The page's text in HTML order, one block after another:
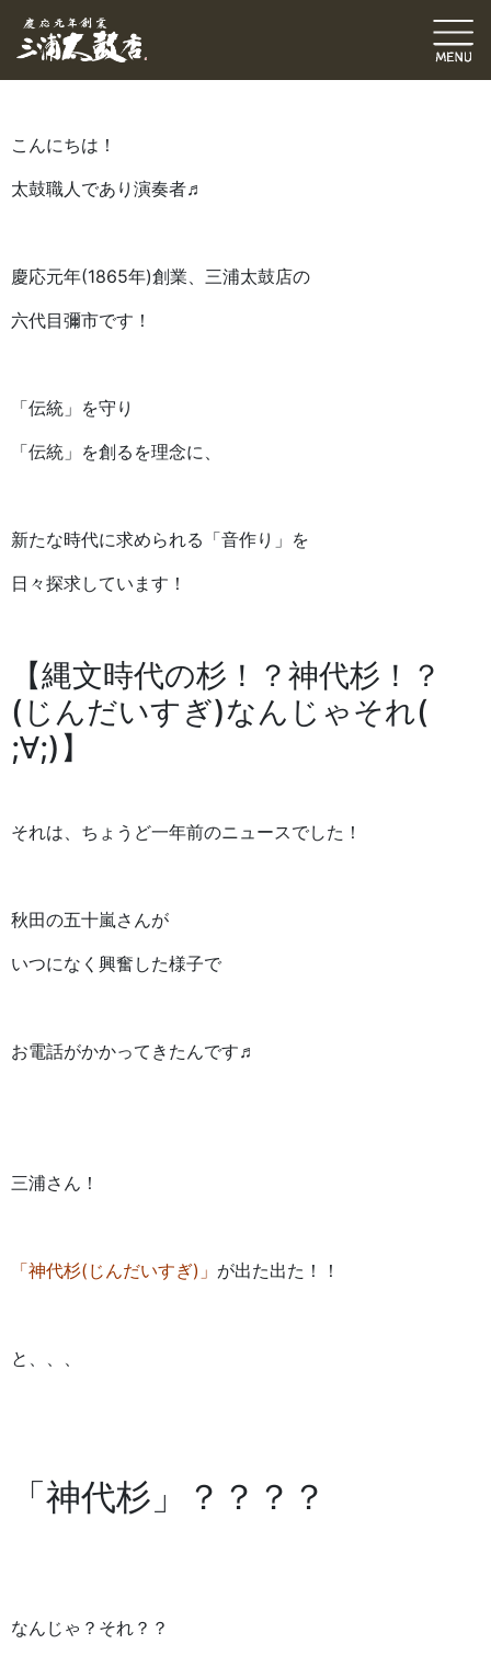
六代目ブログ
三浦和也（六代目彌市）
こんにちは！
太鼓職人であり演奏者♬
慶応元年(1865年)創業、三浦太鼓店の
六代目彌市です！
「伝統」を守り
「伝統」を創るを理念に、
新たな時代に求められる「音作り」を
日々探求しています！
【縄文時代の杉！？神代杉！？
(じんだいすぎ)なんじゃそれ(
;∀;)】
それは、ちょうど一年前のニュースでした！
秋田の五十嵐さんが
いつになく興奮した様子で
お電話がかかってきたんです♬
三浦さん！
「神代杉(じんだいすぎ)」 が出た出た！！
と、、、
「神代杉」？？？？
なんじゃ？それ？？